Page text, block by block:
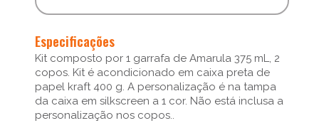
Especificações
Kit composto por 1 garrafa de Amarula 375 mL, 2
copos. Kit é acondicionado em caixa preta de
papel kraft 400 g. A personalização é na tampa
da caixa em silkscreen a 1 cor. Não está inclusa a
personalização nos copos..